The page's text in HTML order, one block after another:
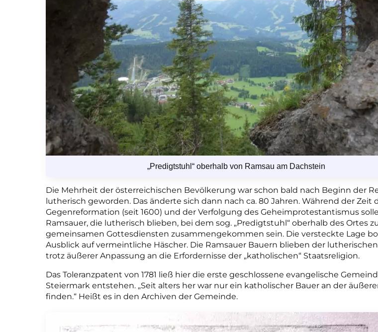
„Predigtstuhl“ oberhalb von Ramsau am Dachstein
Die Mehrheit der österreichischen Bevölkerung war schon bald nach Beginn der
lutherisch geworden. Das änderte sich dann nach ca. 80 Jahren. Während der Zeit
Gegenreformation (seit 1600) und der Verfolgung des Geheimprotestantismus
Ramsauer, die lutherisch blieben, bei dem sog. „Predigtstuhl“ oberhalb des Ortes
gemeinsamen Gottesdiensten zusammengekommen sein. Die versteckte Lage
Ausblick auf vermeintliche Häscher. Die Ramsauer Bauern blieben der
trotz äußerer Anpassung an die Erfordernisse der „katholischen“ Staatsreligion.
Das Toleranzpatent von 1781 ließ hier die erste geschlossene evangelische
Steiermark entstehen. „Seit alters her war nur ein katholischer Bauer an der
finden.“ Heißt es in den Archiven der Gemeinde.